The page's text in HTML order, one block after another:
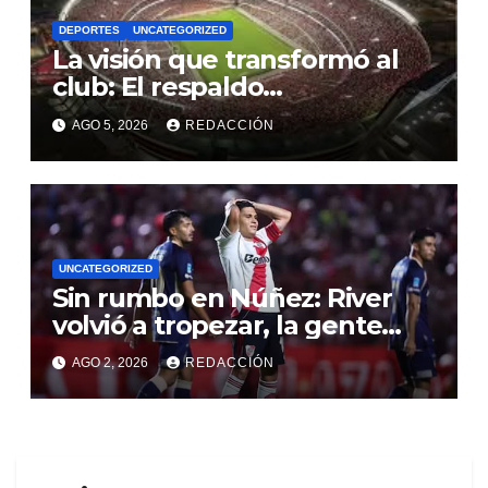
DEPORTES UNCATEGORIZED
La visión que transformó al
club: El respaldo
contundente a una gestión
directiva que puso a River en
la elite mundial
AGO 5, 2026 REDACCIÓN
UNCATEGORIZED
Sin rumbo en Núñez: River
volvió a tropezar, la gente
perdió la paciencia y las
alarmas se encienden en el
Monumental
AGO 2, 2026 REDACCIÓN